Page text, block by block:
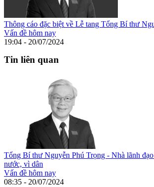
Thông cáo đặc biệt về Lễ tang Tổng Bí thư
Vấn đề hôm nay
19:04 - 20/07/2024
Tin liên quan
Tổng Bí thư Nguyễn Phú Trọng - Nhà lãnh
nước, vì dân
Vấn đề hôm nay
08:35 - 20/07/2024